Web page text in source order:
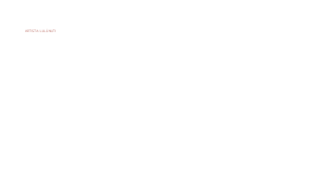
ARTISTA: LULÙ NUTI